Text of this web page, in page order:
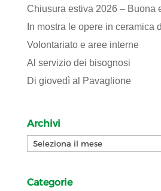
Chiusura estiva 2026 – Buona
In mostra le opere in ceramica
Volontariato e aree interne
Al servizio dei bisognosi
Di giovedì al Pavaglione
Archivi
Archivi
Categorie